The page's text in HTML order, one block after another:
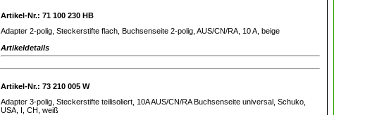
Artikel-Nr.: 71 100 230 HB
Adapter 2-polig, Steckerstifte flach, Buchsenseite 2-polig, AUS/CN/RA, 10 A, beige
Artikeldetails
Artikel-Nr.: 73 210 005 W
Adapter 3-polig, Steckerstifte teilisoliert, 10A AUS/CN/RA Buchsenseite universal, Schuko,
USA, I, CH, weiß